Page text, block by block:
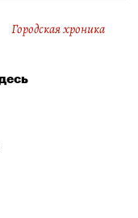
Городская хроника